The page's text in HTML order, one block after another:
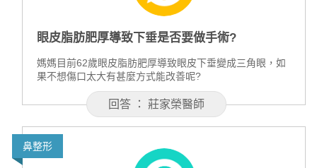
眼皮脂肪肥厚導致下垂是否要做手術?
媽媽目前62歲眼皮脂肪肥厚導致眼皮下垂變成三角眼，如
果不想傷口太大有甚麼方式能改善呢?
回答 ： 莊家榮醫師
鼻整形